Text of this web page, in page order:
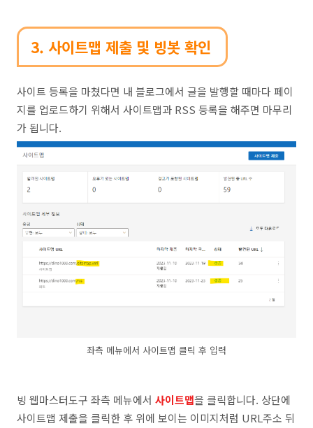
3. 사이트맵 제출 및 빙봇 확인
사이트 등록을 마쳤다면 내 블로그에서 글을 발행할 때마다 페이
지를 업로드하기 위해서 사이트맵과 RSS 등록을 해주면 마무리
가 됩니다.
좌측 메뉴에서 사이트맵 클릭 후 입력
빙 웹마스터도구 좌측 메뉴에서 사이트맵을 클릭합니다. 상단에
사이트맵 제출을 클릭한 후 위에 보이는 이미지처럼 URL주소 뒤